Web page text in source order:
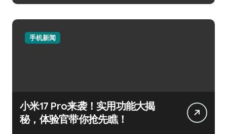
手机新闻
小米17 Pro来袭！实用功能大揭
秘，体验官带你抢先瞧！